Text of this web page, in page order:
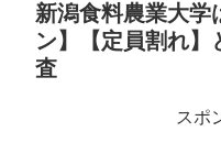
新潟食料農業大学
ン】【定員割れ】
査
スポ